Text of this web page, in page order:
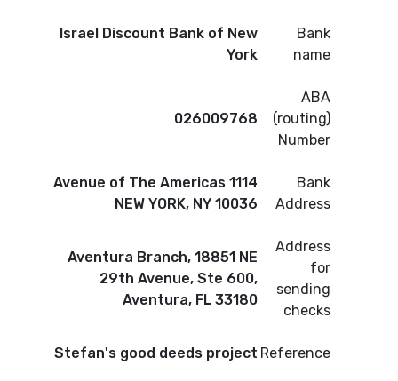
Bank
name
Israel Discount Bank of New
York
ABA
(routing)
Number
026009768
Bank
Address
1114 Avenue of The Americas
NEW YORK, NY 10036
Address
for
sending
checks
Aventura Branch, 18851 NE
29th Avenue, Ste 600,
Aventura, FL 33180
Reference
Stefan's good deeds project